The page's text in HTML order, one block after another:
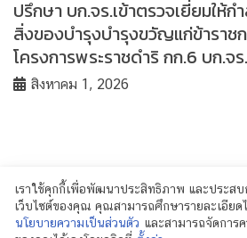
ปรึกษา บก.จร.เข้าตรวจเยี่ยมให้
สิ่งของบำรุงบำรุงขวัญแก่ข้าราช
โครงการพระราชดำริ กก.6 บก.จร.
สิงหาคม 1, 2026
เราใช้คุกกี้เพื่อพัฒนาประสิทธิภาพ และประส
เว็บไซต์ของคุณ คุณสามารถศึกษารายละเอียด
นโยบายความเป็นส่วนตัว และสามารถจัดการ